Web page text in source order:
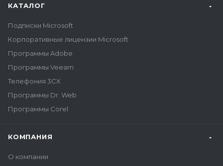
КАТАЛОГ
Подписки Microsoft
Корпоративные лицензии Microsoft
Программы Adobe
Программы Veeam
Телефония 3CX
Программы Dr. Web
Программы Corel
КОМПАНИЯ
О компании